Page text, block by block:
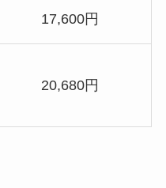
17,600円
20,680円